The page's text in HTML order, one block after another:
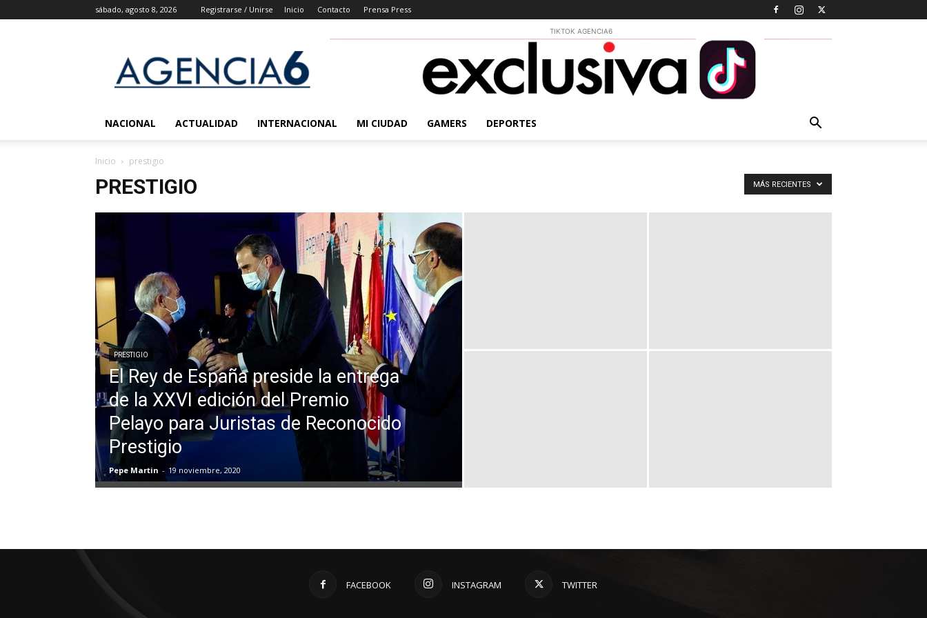
sábado, agosto 8, 2026 Registrarse / Unirse Inicio Contacto Prensa Press
6
Noticias
TIKTOK AGENCIA6
NACIONAL ACTUALIDAD INTERNACIONAL MI CIUDAD GAMERS DEPORTES
Inicio prestigio
PRESTIGIO MÁS RECIENTES
PRESTIGIO
El Rey de España preside la entrega
de la XXVI edición del Premio
Pelayo para Juristas de Reconocido
Prestigio
Pepe Martin - 19 noviembre, 2020
FACEBOOK INSTAGRAM TWITTER